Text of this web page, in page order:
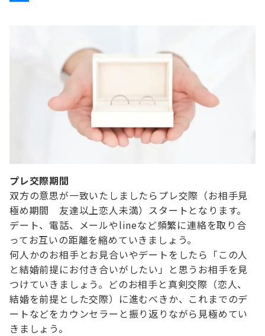
プレ交際期間
双方の意思が一致いたしましたらプレ交際（お相手見
極め期間 友達以上恋人未満）スタートとなります。
デート、電話、メールやlineなど頻繁に連絡を取り合
ってお互いの距離を縮めていきましょう。
何人かのお相手とお見合いやデートをしたら「この人
と結婚前提にお付き合いがしたい」と思うお相手を見
つけていきましょう。どのお相手と真剣交際（恋人、
結婚を前提とした交際）に進むべきか、これまでのデ
ートなどをカウンセラーと振り返りながら見極めてい
きましょう。